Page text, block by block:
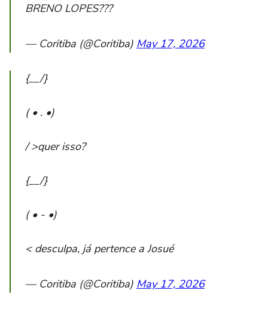
BRENO LOPES???
— Coritiba (@Coritiba) May 17, 2026
{__/}
( • . •)
/ >quer isso?
{__/}
( • - •)
< desculpa, já pertence a Josué
— Coritiba (@Coritiba) May 17, 2026